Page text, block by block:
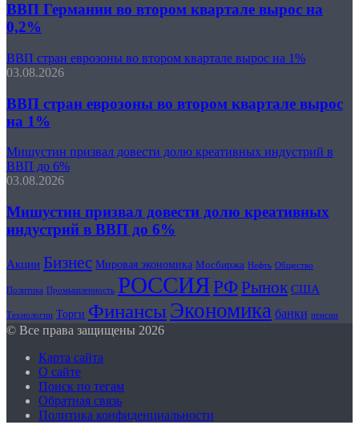
ВВП Германии во втором квартале вырос на
0,2%
ВВП стран еврозоны во втором квартале вырос на 1%
03.08.2026
ВВП стран еврозоны во втором квартале вырос
на 1%
Мишустин призвал довести долю креативных индустрий в
ВВП до 6%
03.08.2026
Мишустин призвал довести долю креативных
индустрий в ВВП до 6%
Акции Бизнес Мировая экономика Мосбиржа Нефть Общество
Политика Промышленность РОССИЯРФРынок США
Технологии Торги Финансы Экономика банки пенсии
© Все права защищены 2026
Карта сайта
О сайте
Поиск по тегам
Обратная связь
Политика конфиденциальности